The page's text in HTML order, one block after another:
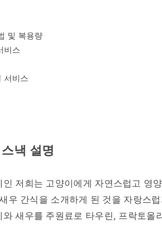
및 복용량
비스
서비스
낵 설명
저희는 고양이에게 자연스럽고 영
우 간식을 소개하게 된 것을 자랑스
새우를 주원료로 타우린, 프락토올